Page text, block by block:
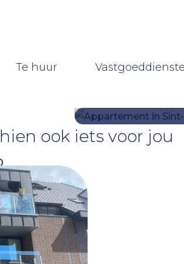
Te huur(Te huur)
ook iets voor jou